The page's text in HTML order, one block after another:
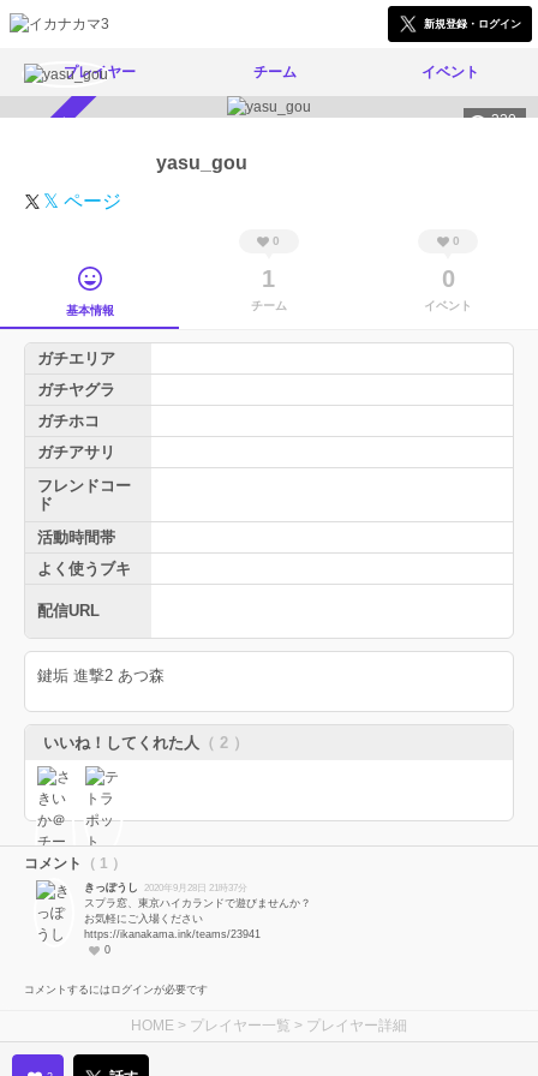
新規登録・ログイン
プレイヤー チーム イベント
320
yasu_gou
𝕏 ページ
基本情報
0
1
チーム
0
0
イベント
ガチエリア
ガチヤグラ
ガチホコ
ガチアサリ
フレンドコー
ド
活動時間帯
よく使うブキ
配信URL
鍵垢 進撃2 あつ森
いいね！してくれた人 （ 2 ）
コメント （ 1 ）
きっぽうし 2020年9月28日 21時37分
スプラ窓、東京ハイカランドで遊びませんか？
お気軽にご入場ください
https://ikanakama.ink/teams/23941
0
コメントするにはログインが必要です
HOME > プレイヤー一覧 > プレイヤー詳細